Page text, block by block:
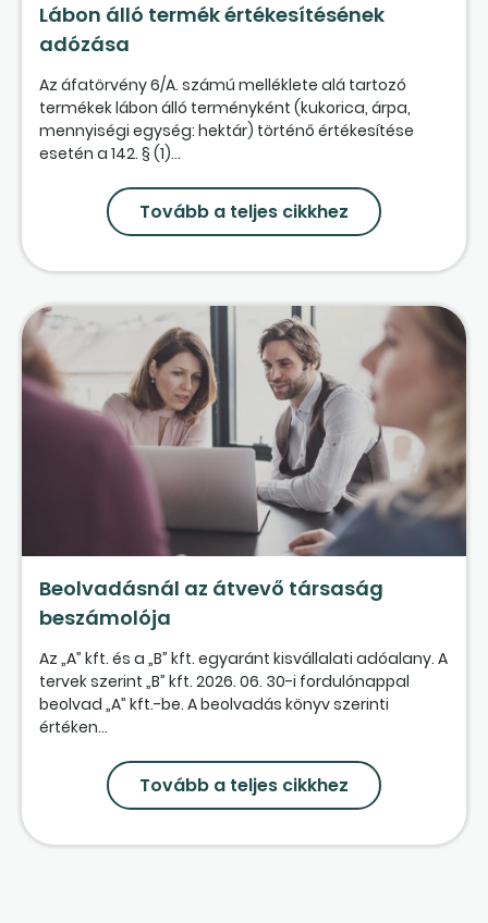
Lábon álló termék értékesítésének
adózása
Az áfatörvény 6/A. számú melléklete alá tartozó
termékek lábon álló terményként (kukorica, árpa,
mennyiségi egység: hektár) történő értékesítése
esetén a 142. § (1)...
Tovább a teljes cikkhez
Beolvadásnál az átvevő társaság
beszámolója
Az „A” kft. és a „B” kft. egyaránt kisvállalati adóalany. A
tervek szerint „B” kft. 2026. 06. 30-i fordulónappal
beolvad „A” kft.-be. A beolvadás könyv szerinti
értéken...
Tovább a teljes cikkhez